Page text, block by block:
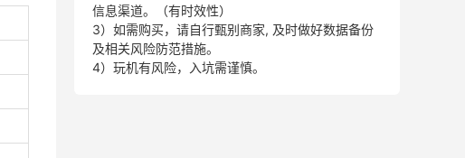
信息渠道。（有时效性）
3）如需购买，请自行甄别商家, 及时做好数据备份
及相关风险防范措施。
4）玩机有风险，入坑需谨慎。